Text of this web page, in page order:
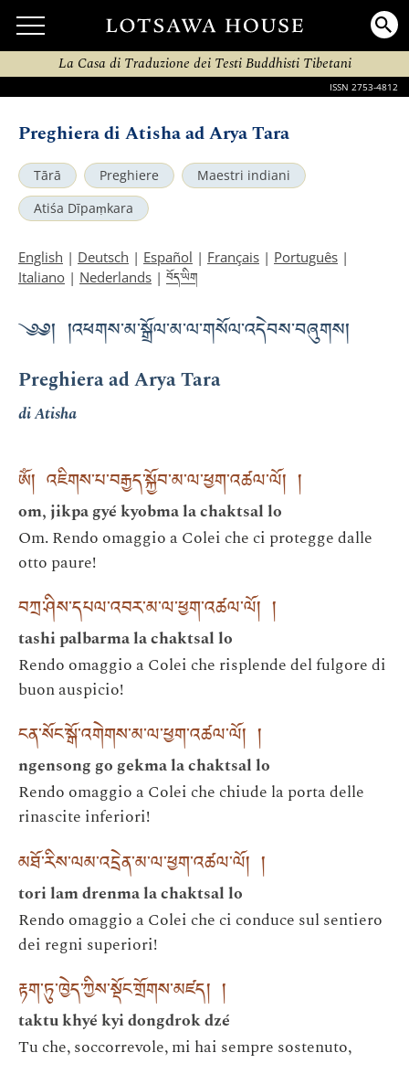
La Casa di Traduzione dei Testi Buddhisti Tibetani
ISSN 2753-4812
Preghiera di Atisha ad Arya Tara
Tārā Preghiere
Maestri indiani
Atiśa Dīpaṃkara
English | Deutsch | Español | Français | Português |
Italiano | Nederlands | བོད་ཡིག
༄༅། །འཕགས་མ་སྒྲོལ་མ་ལ་གསོལ་འདེབས་བཞུགས།
Preghiera ad Arya Tara
di Atisha
ཨོཾ། འཇིགས་པ་བརྒྱད་སྐྱོབ་མ་ལ་ཕྱག་འཚལ་ལོ། །
om, jikpa gyé kyobma la chaktsal lo
Om. Rendo omaggio a Colei che ci protegge dalle
otto paure!
བཀྲ་ཤིས་དཔལ་འབར་མ་ལ་ཕྱག་འཚལ་ལོ། །
tashi palbarma la chaktsal lo
Rendo omaggio a Colei che risplende del fulgore di
buon auspicio!
ངན་སོང་སྒོ་འགེགས་མ་ལ་ཕྱག་འཚལ་ལོ། །
ngensong go gekma la chaktsal lo
Rendo omaggio a Colei che chiude la porta delle
rinascite inferiori!
མཐོ་རིས་ལམ་འདྲེན་མ་ལ་ཕྱག་འཚལ་ལོ། །
tori lam drenma la chaktsal lo
Rendo omaggio a Colei che ci conduce sul sentiero
dei regni superiori!
རྟག་ཏུ་ཁྱེད་ཀྱིས་སྡོང་གྲོགས་མཛད། །
taktu khyé kyi dongdrok dzé
Tu che, soccorrevole, mi hai sempre sostenuto,